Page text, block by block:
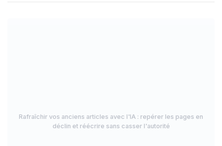
Rafraîchir vos anciens articles avec l'IA : repérer les pages en
déclin et réécrire sans casser l'autorité